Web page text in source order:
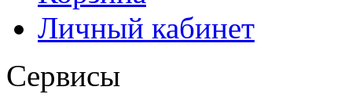
Личный кабинет
Сервисы